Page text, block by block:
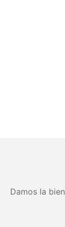
Damos la